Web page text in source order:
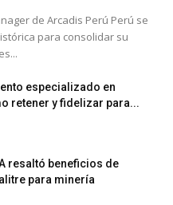
de Arcadis Perú Perú se
para consolidar su
especializado en
retener y fidelizar para...
resaltó beneficios de
para minería